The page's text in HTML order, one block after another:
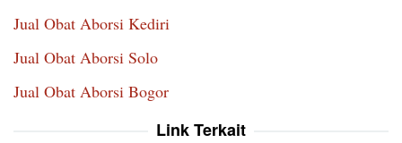
Jual Obat Aborsi Kediri
Jual Obat Aborsi Solo
Jual Obat Aborsi Bogor
Link Terkait